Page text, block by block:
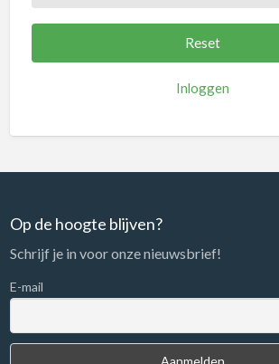
Inloggen
Op de hoogte blijven?
Schrijf je in voor onze nieuwsbrief!
E-mail